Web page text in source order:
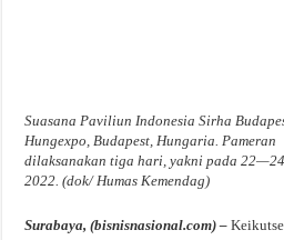
Suasana Paviliun Indonesia Sirha
Hungexpo, Budapest, Hungaria. Pameran
dilaksanakan tiga hari, yakni pada
2022. (dok/ Humas Kemendag)
Surabaya, (bisnisnasional.com) –